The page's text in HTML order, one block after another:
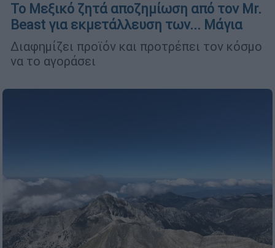
Το Μεξικό ζητά αποζημίωση από τον Mr.
Beast για εκμετάλλευση των... Μάγια
Διαφημίζει προϊόν και προτρέπει τον κόσμο
να το αγοράσει